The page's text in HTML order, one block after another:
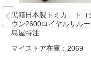
黒箱日本製トミカ トヨ
ウン2600ロイヤルサル
島屋特注
マイストア在庫： 2069